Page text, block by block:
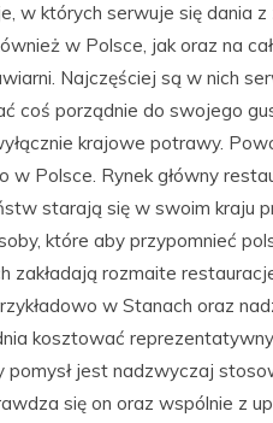
w których serwuje się dania
w Polsce, jak oraz na
Najczęściej są w nich
coś porządnie do swojego
krajowe potrawy.
w Polsce. Rynek główny
starają się w swoim kraju
które aby przypomnieć
zakładają rozmaite
w Stanach oraz
kosztować
pomysł jest nadzwyczaj
się on oraz wspólnie z